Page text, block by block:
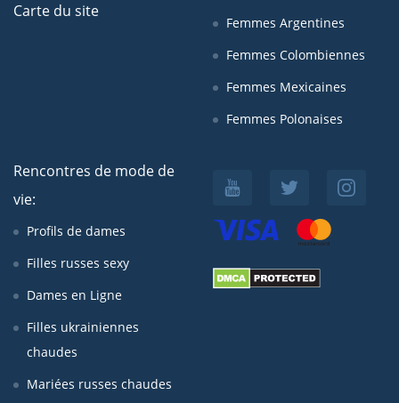
Carte du site
Femmes Argentines
Femmes Colombiennes
Femmes Mexicaines
Femmes Polonaises
Rencontres de mode de
vie:
Profils de dames
Filles russes sexy
Dames en Ligne
Filles ukrainiennes
chaudes
Mariées russes chaudes